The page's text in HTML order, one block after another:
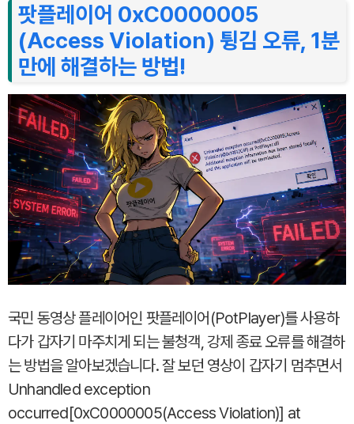
팟플레이어 0xC0000005
(Access Violation) 튕김 오류, 1분
만에 해결하는 방법!
국민 동영상 플레이어인 팟플레이어(PotPlayer)를 사용하
다가 갑자기 마주치게 되는 불청객, 강제 종료 오류를 해결하
는 방법을 알아보겠습니다. 잘 보던 영상이 갑자기 멈추면서
Unhandled exception
occurred[0xC0000005(Access Violation)] at